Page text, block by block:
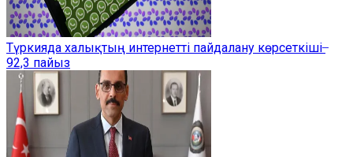
Түркияда халықтың интернетті пайдалану көрсеткіші ̶
92,3 пайыз